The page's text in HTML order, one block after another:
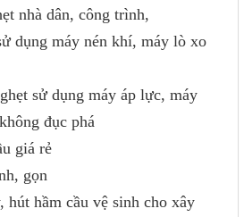
nhà dân, công trình,
dụng máy nén khí, máy lò xo
sử dụng máy áp lực, máy
đục phá
giá rẻ
gọn
hút hầm cầu vệ sinh cho xây